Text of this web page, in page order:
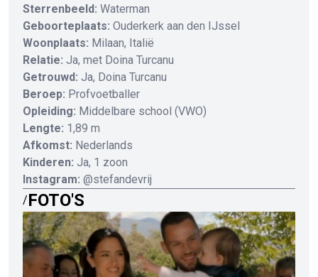
Sterrenbeeld: Waterman
Geboorteplaats: Ouderkerk aan den IJssel
Woonplaats: Milaan, Italië
Relatie: Ja, met Doina Turcanu
Getrouwd: Ja, Doina Turcanu
Beroep: Profvoetballer
Opleiding: Middelbare school (VWO)
Lengte: 1,89 m
Afkomst: Nederlands
Kinderen: Ja, 1 zoon
Instagram: @stefandevrij
/FOTO'S